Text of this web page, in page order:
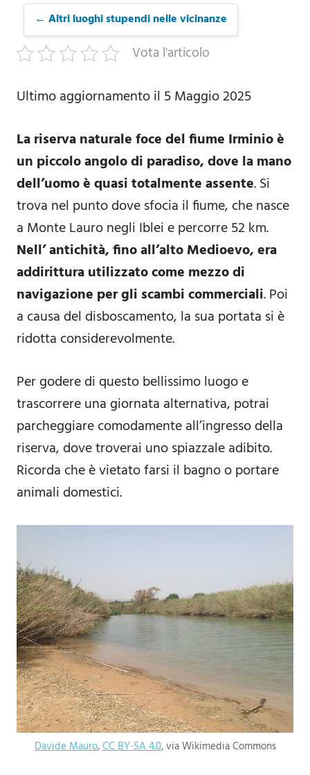
← Altri luoghi stupendi nelle vicinanze
Vota l'articolo
Ultimo aggiornamento il 5 Maggio 2025
La riserva naturale foce del fiume Irminio è
un piccolo angolo di paradiso, dove la mano
dell’uomo è quasi totalmente assente. Si
trova nel punto dove sfocia il fiume, che nasce
a Monte Lauro negli Iblei e percorre 52 km.
Nell’ antichità, fino all’alto Medioevo, era
addirittura utilizzato come mezzo di
navigazione per gli scambi commerciali. Poi
a causa del disboscamento, la sua portata si è
ridotta considerevolmente.
Per godere di questo bellissimo luogo e
trascorrere una giornata alternativa, potrai
parcheggiare comodamente all’ingresso della
riserva, dove troverai uno spiazzale adibito.
Ricorda che è vietato farsi il bagno o portare
animali domestici.
Davide Mauro,CC BY-SA 4.0, via Wikimedia Commons